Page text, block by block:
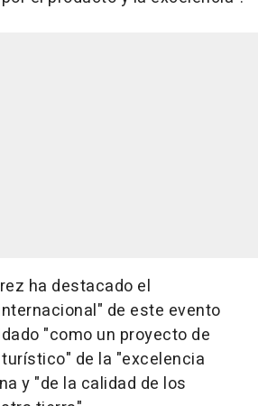
ha destacado el
de este evento
"como un proyecto de
de la "excelencia
y "de la calidad de los